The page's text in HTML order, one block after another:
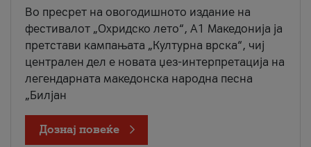
Во пресрет на овогодишното издание на
фестивалот „Охридско лето“, А1 Македонија ја
претстави кампањата „Културна врска“, чиј
централен дел е новата џез-интерпретација на
легендарната македонска народна песна
„Билјан
Дознај повеќе